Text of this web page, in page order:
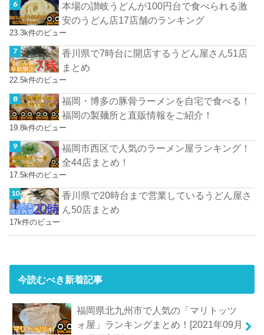
本場の讃岐うどんが100円台で食べられる激
安のうどん店17店舗のランキング
23.3k件のビュー
香川県で7時台に開店するうどん屋さん51店
まとめ
22.5k件のビュー
福岡・博多の豚骨ラーメンを自宅で食べる！
福岡の製麺所と直販情報をご紹介！
19.8k件のビュー
福岡市西区で人気のラーメン屋ランキング！
全44店まとめ！
17.5k件のビュー
香川県で20時台まで営業しているうどん屋さ
ん50店まとめ
17k件のビュー
今読むべき新着記事
福岡県北九州市で人気の「マリトッツ
ォ屋」ランキングまとめ！[2021年09月